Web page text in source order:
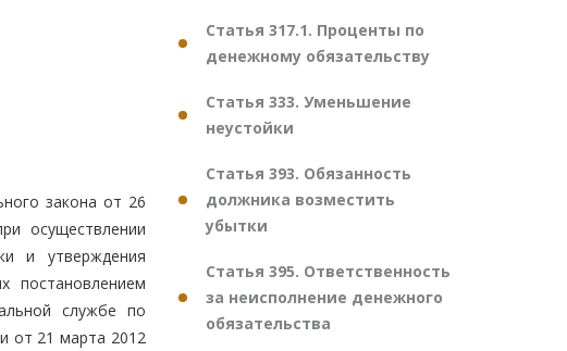
закона от 26
осуществлении
и утверждения
постановлением
службе по
от 21 марта 2012
Статья 317.1. Проценты по
денежному обязательству
Статья 333. Уменьшение
неустойки
Статья 393. Обязанность
должника возместить
убытки
Статья 395. Ответственность
за неисполнение денежного
обязательства